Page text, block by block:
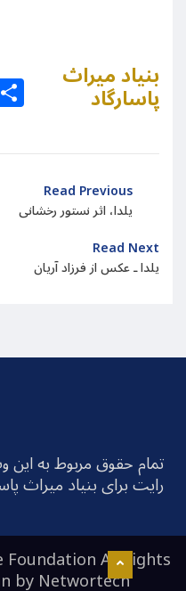
Share
بنیاد میراث
پاسارگاد
Read Previous
یلدا، اثر نستور رخشانی
Read Next
یلدا ـ عکس از فرزاد آریان
تمام حقوق مربوط به
رایت برای بنیاد میراث
Foundation All rights
byNetwortech